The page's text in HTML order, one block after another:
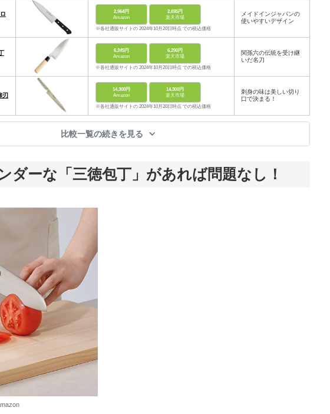
2,964円
Amazon
2,695円
楽天市場
※各社通販サイトの 2024年10月20日時点 での税込価格
メイドインジャパンの
使いやすいデザイン
6,245円
Amazon
6,290円
楽天市場
※各社通販サイトの 2024年10月20日時点 での税込価格
関孫六の伝統を受け継
いだ名刀
刃
14,300円
Amazon
14,300円
楽天市場
※各社通販サイトの 2024年10月20日時点 での税込価格
刺身の味は美しい切り
口で決まる！
比較一覧の続きを見る
ダーな「三徳包丁」があれば問題なし！